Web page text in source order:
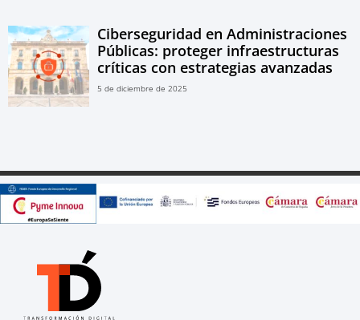
Ciberseguridad en Administraciones
Públicas: proteger infraestructuras
críticas con estrategias avanzadas
5 de diciembre de 2025